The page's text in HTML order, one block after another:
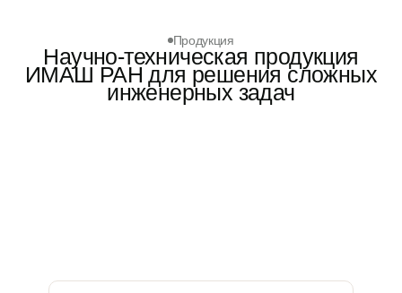
Продукция
Научно-техническая продукция
ИМАШ РАН для решения сложных
инженерных задач